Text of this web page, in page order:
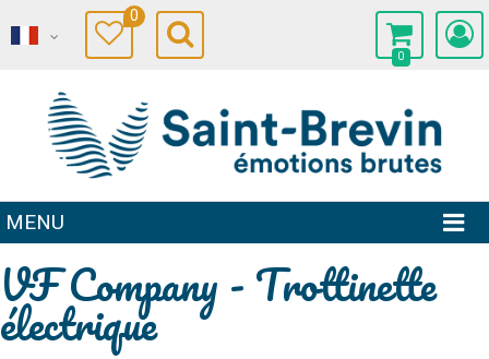
0
0
MENU
VF Company - Trottinette
électrique